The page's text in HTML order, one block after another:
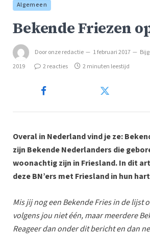
Algemeen
Bekende Friezen
Dooronze redactie 1 februari 2017
2019
2 reacties 2 minuten leestijd
Overal in Nederland vind je ze:
zijn Bekende Nederlanders die
woonachtig zijn in Friesland. In dit
deze BN’ers met Friesland in hun
Mis jij nog een Bekende Fries in de lijst
volgens jou niet één, maar meerdere
Reageer dan onder dit bericht en dan